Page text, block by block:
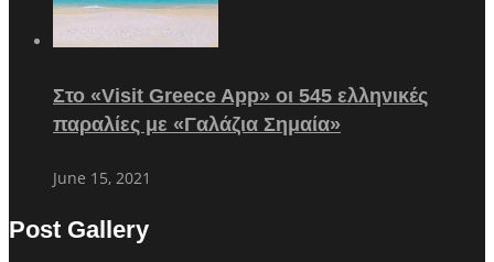
Στο «Visit Greece App» οι 545 ελληνικές
παραλίες με «Γαλάζια Σημαία»
June 15, 2021
Post Gallery